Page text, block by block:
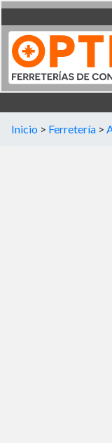
Inicio > Ferretería >